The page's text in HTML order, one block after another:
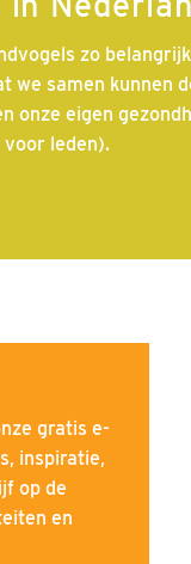
zo
we samen kunnen
onze eigen
leden).
gratis e-
inspiratie,
op de
en